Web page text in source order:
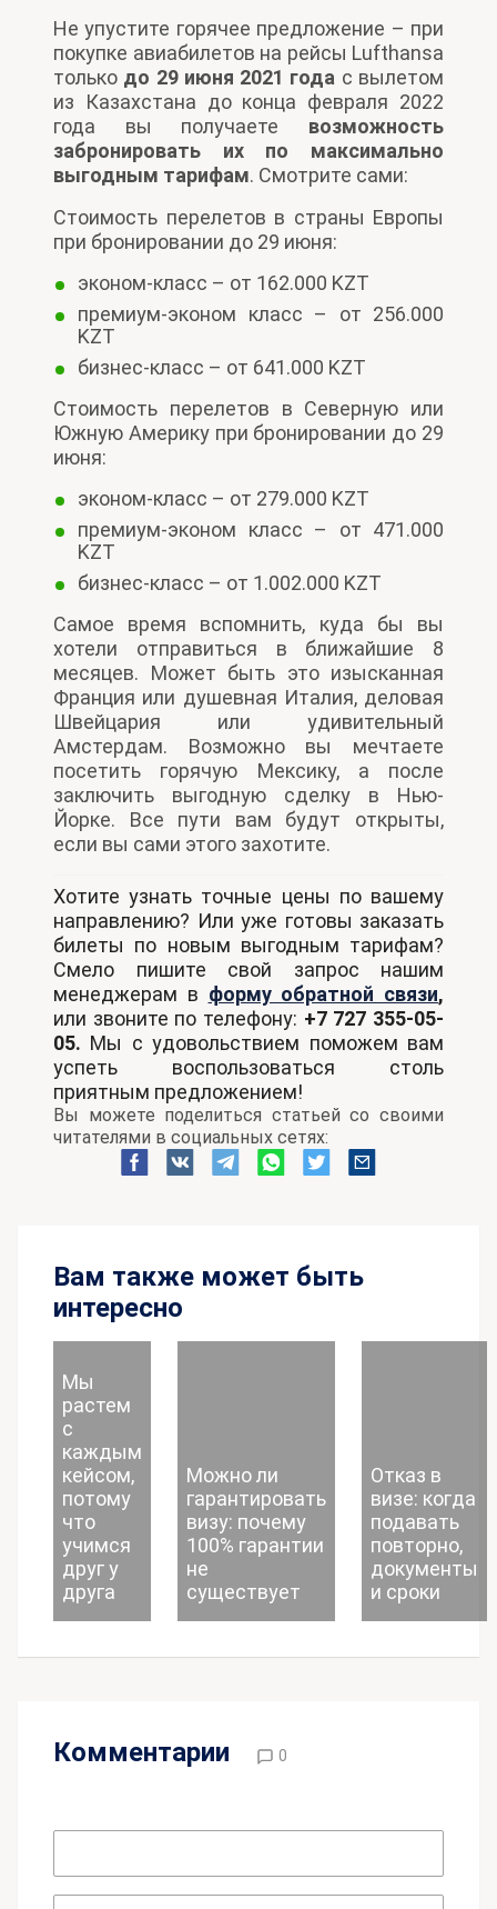
Не упустите горячее предложение – при
покупке авиабилетов на рейсы Lufthansa
только до 29 июня 2021 года с вылетом
из Казахстана до конца февраля 2022
года вы получаете возможность
забронировать их
по максимально
выгодным тарифам. Смотрите сами:
Стоимость перелетов в страны Европы
при бронировании до 29 июня:
эконом-класс – от 162.000 KZT
премиум-эконом класс – от 256.000
KZT
бизнес-класс – от 641.000 KZT
Стоимость перелетов в Северную или
Южную Америку при бронировании до 29
июня:
эконом-класс – от 279.000 KZT
премиум-эконом класс – от 471.000
KZT
бизнес-класс – от 1.002.000 KZT
Самое время вспомнить, куда бы вы
хотели отправиться в ближайшие 8
месяцев. Может быть это изысканная
Франция или душевная Италия, деловая
Швейцария или удивительный
Амстердам. Возможно вы мечтаете
посетить горячую Мексику, а после
заключить выгодную сделку в Нью-
Йорке. Все пути вам будут открыты,
если вы сами этого захотите.
Хотите узнать точные цены по вашему
направлению? Или уже готовы заказать
билеты по новым выгодным тарифам?
Смело пишите свой запрос нашим
менеджерам в форму обратной связи,
или звоните по телефону: +7 727 355-05-
05. Мы с удовольствием поможем вам
успеть воспользоваться столь
приятным предложением!
Вы можете поделиться статьей со своими
читателями в социальных сетях:
Вам также может быть
интересно
Мы
растем
с
каждым
кейсом,
потому
что
учимся
друг у
друга
Можно ли
гарантировать
визу: почему
100% гарантии
не
существует
Отказ в
визе: когда
подавать
повторно,
документы
и сроки
Комментарии 0